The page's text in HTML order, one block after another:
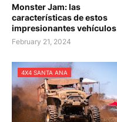
Monster Jam: las
características de estos
impresionantes vehículos
February 21, 2024
4X4 SANTA ANA